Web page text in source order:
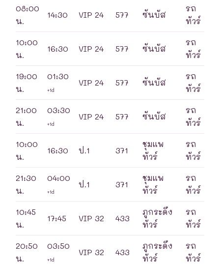
08:00
น.
14:30 VIP 24 577 ซันบัส
รถ
ทัวร์
10:00
น.
16:30 VIP 24 577 ซันบัส
รถ
ทัวร์
19:00
น.
01:30
+1d
VIP 24 577 ซันบัส
รถ
ทัวร์
21:00
น.
03:30
+1d
VIP 24 577 ซันบัส
รถ
ทัวร์
10:00
น.
16:30 ป.1 371
ชุมแพ
ทัวร์
รถ
ทัวร์
21:30
น.
04:00
+1d
ป.1 371
ชุมแพ
ทัวร์
รถ
ทัวร์
10:45
น.
17:45 VIP 32 433
ภูกระดึง
ทัวร์
รถ
ทัวร์
20:50
น.
03:50
+1d
VIP 32 433
ภูกระดึง
ทัวร์
รถ
ทัวร์